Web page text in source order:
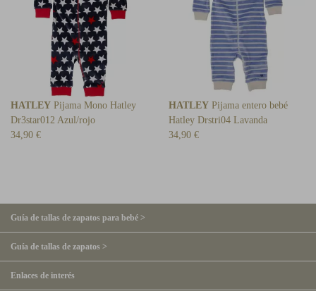
HATLEY Pijama Mono Hatley
Dr3star012 Azul/rojo
34,90 €
HATLEY Pijama entero bebé
Hatley Drstri04 Lavanda
34,90 €
Guía de tallas de zapatos para bebé >
Guía de tallas de zapatos >
Enlaces de interés